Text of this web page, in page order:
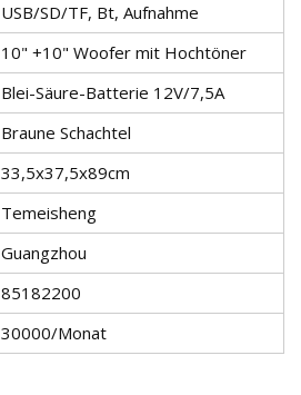
USB/SD/TF, Bt, Aufnahme
10" +10" Woofer mit Hochtöner
Blei-Säure-Batterie 12V/7,5A
Braune Schachtel
33,5x37,5x89cm
Temeisheng
Guangzhou
85182200
30000/Monat